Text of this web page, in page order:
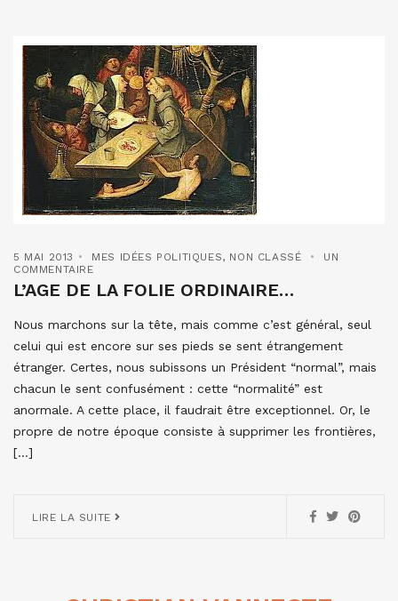
5 MAI 2013 MES IDÉES POLITIQUES, NON CLASSÉ
UN
COMMENTAIRE
L’AGE DE LA FOLIE ORDINAIRE…
Nous marchons sur la tête, mais comme c’est général, seul
celui qui est encore sur ses pieds se sent étrangement
étranger. Certes, nous subissons un Président “normal”, mais
chacun le sent confusément : cette “normalité” est
anormale. A cette place, il faudrait être exceptionnel. Or, le
propre de notre époque consiste à supprimer les frontières,
[…]
LIRE LA SUITE